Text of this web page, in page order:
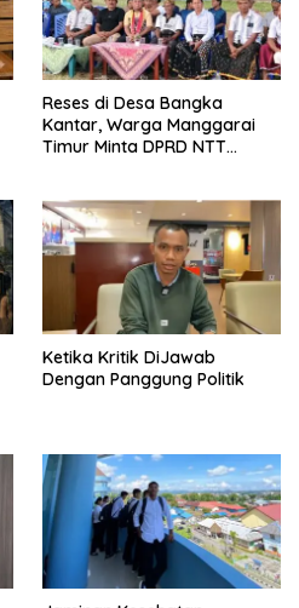
Reses di Desa Bangka
Kantar, Warga Manggarai
Timur Minta DPRD NTT
Bersubsidi Bagi Penunggak
Pajak
Ketika Kritik DiJawab
Dengan Panggung Politik